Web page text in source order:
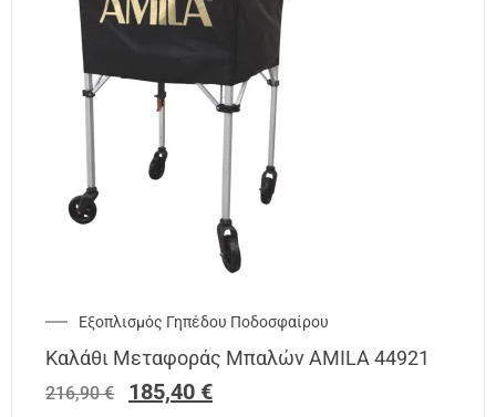
Εξοπλισμός Γηπέδου Ποδοσφαίρου
Καλάθι Μεταφοράς Μπαλών AMILA 44921
216,90€ 185,40 €